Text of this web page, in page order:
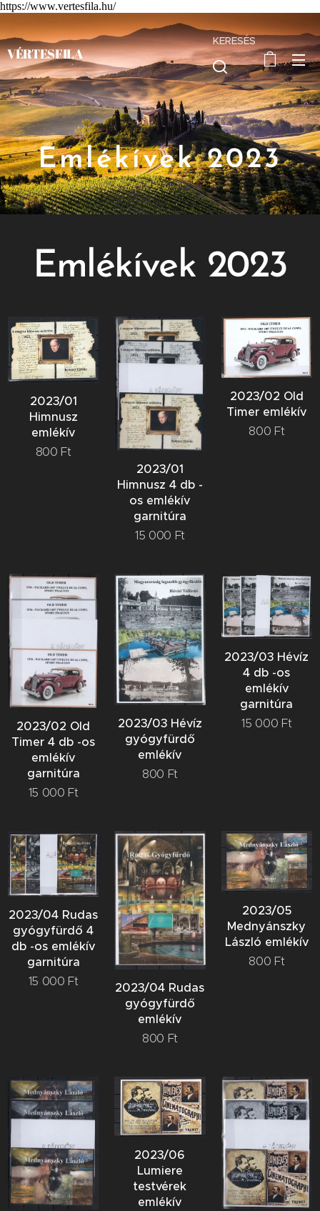
https://www.vertesfila.hu/
VÉRTESFILA
KERESÉS
Emlékívek 2023
Emlékívek 2023
2023/01
Himnusz
emlékív
800 Ft
2023/01
Himnusz 4 db -
os emlékív
garnitúra
15 000 Ft
2023/02 Old
Timer emlékív
800 Ft
2023/02 Old
Timer 4 db -os
emlékív
garnitúra
15 000 Ft
2023/03 Hévíz
gyógyfürdő
emlékív
800 Ft
2023/03 Hévíz
4 db -os
emlékív
garnitúra
15 000 Ft
2023/04 Rudas
gyógyfürdő 4
db -os emlékív
garnitúra
15 000 Ft
2023/04 Rudas
gyógyfürdő
emlékív
800 Ft
2023/05
Mednyánszky
László emlékív
800 Ft
2023/06
Lumiere
testvérek
emlékív